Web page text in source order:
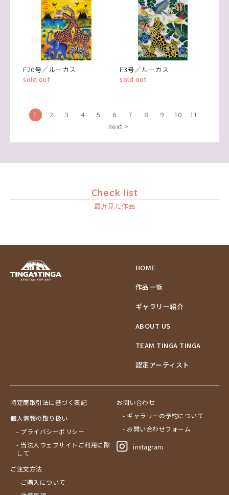
F20号／ルーカス
sold out
F3号／ルーカス
sold out
1 2 3 4 5 6 7 8 9 10
11
next >
Check list
最近見た作品
HOME
作品一覧
ギャラリー紹介
ABOUT US
TEAM TINGA TINGA
認定アーティスト
特定商取引法に基づく表記
個人情報の取り扱い
- プライバシーポリシー
- 当法人ウェブサイトご利用に際
して
ご注文方法
- ご購入について
お問い合わせ
- ギャラリーの予約について
- お問い合わせフォーム
instagram